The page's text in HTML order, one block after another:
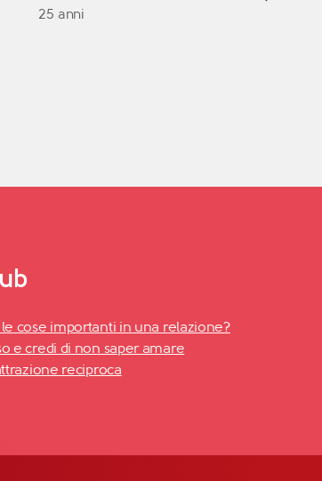
25 anni
cose importanti in una relazione?
e credi di non saper amare
reciproca